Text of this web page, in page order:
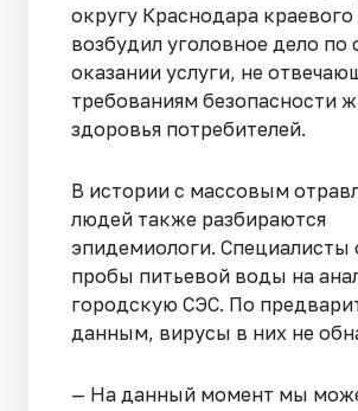
округу Краснодара
возбудил уголовное дело по
оказании услуги, не
требованиям безопасности
здоровья потребителей.
В истории с массовым
людей также разбираются
эпидемиологи. Специалисты
пробы питьевой воды на
городскую СЭС. По
данным, вирусы в них не
— На данный момент мы